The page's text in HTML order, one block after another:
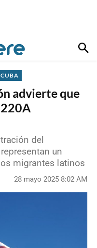
advierte que
del
un
migrantes latinos
28 mayo 2025 8:02 AM